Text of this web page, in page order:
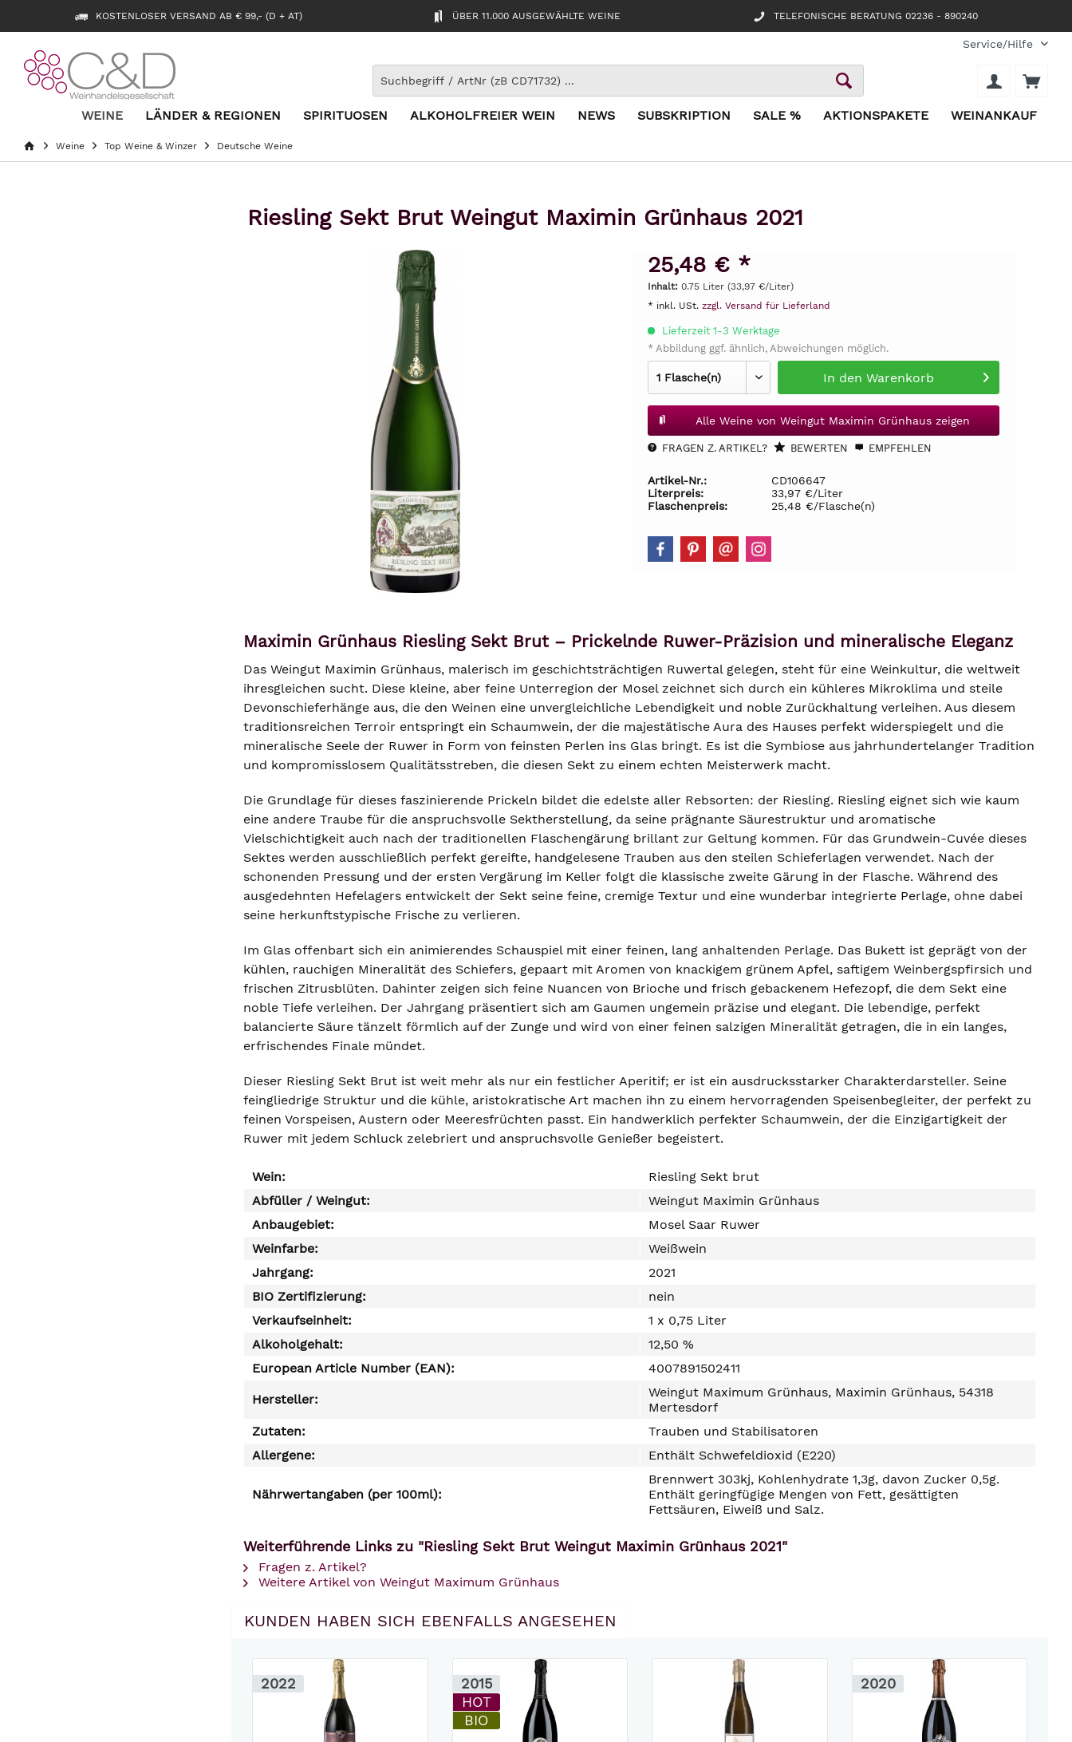
KOSTENLOSER VERSAND AB € 99,- (D + AT) ÜBER 11.000 AUSGEWÄHLTE WEINE TELEFONISCHE BERATUNG 02236 - 890240
Service/Hilfe
WEINE LÄNDER & REGIONEN SPIRITUOSEN ALKOHOLFREIER WEIN NEWS SUBSKRIPTION SALE % AKTIONSPAKETE WEINANKAUF
Weine Top Weine & Winzer Deutsche Weine
Riesling Sekt Brut Weingut Maximin Grünhaus 2021
25,48 € *
Inhalt: 0.75 Liter (33,97 €/Liter)
* inkl. USt. zzgl. Versand für Lieferland
Lieferzeit 1-3 Werktage
* Abbildung ggf. ähnlich, Abweichungen möglich.
In den Warenkorb
Alle Weine von Weingut Maximin Grünhaus zeigen
FRAGEN Z. ARTIKEL? BEWERTEN EMPFEHLEN
Artikel-Nr.:
CD106647
Literpreis:
33,97 €/Liter
Flaschenpreis:
25,48 €/Flasche(n)
Maximin Grünhaus Riesling Sekt Brut – Prickelnde Ruwer-Präzision und mineralische Eleganz
Das Weingut Maximin Grünhaus, malerisch im geschichtsträchtigen Ruwertal gelegen, steht für eine Weinkultur, die weltweit
ihresgleichen sucht. Diese kleine, aber feine Unterregion der Mosel zeichnet sich durch ein kühleres Mikroklima und steile
Devonschieferhänge aus, die den Weinen eine unvergleichliche Lebendigkeit und noble Zurückhaltung verleihen. Aus diesem
traditionsreichen Terroir entspringt ein Schaumwein, der die majestätische Aura des Hauses perfekt widerspiegelt und die
mineralische Seele der Ruwer in Form von feinsten Perlen ins Glas bringt. Es ist die Symbiose aus jahrhundertelanger Tradition
und kompromisslosem Qualitätsstreben, die diesen Sekt zu einem echten Meisterwerk macht.
Die Grundlage für dieses faszinierende Prickeln bildet die edelste aller Rebsorten: der Riesling. Riesling eignet sich wie kaum
eine andere Traube für die anspruchsvolle Sektherstellung, da seine prägnante Säurestruktur und aromatische
Vielschichtigkeit auch nach der traditionellen Flaschengärung brillant zur Geltung kommen. Für das Grundwein-Cuvée dieses
Sektes werden ausschließlich perfekt gereifte, handgelesene Trauben aus den steilen Schieferlagen verwendet. Nach der
schonenden Pressung und der ersten Vergärung im Keller folgt die klassische zweite Gärung in der Flasche. Während des
ausgedehnten Hefelagers entwickelt der Sekt seine feine, cremige Textur und eine wunderbar integrierte Perlage, ohne dabei
seine herkunftstypische Frische zu verlieren.
Im Glas offenbart sich ein animierendes Schauspiel mit einer feinen, lang anhaltenden Perlage. Das Bukett ist geprägt von der
kühlen, rauchigen Mineralität des Schiefers, gepaart mit Aromen von knackigem grünem Apfel, saftigem Weinbergspfirsich und
frischen Zitrusblüten. Dahinter zeigen sich feine Nuancen von Brioche und frisch gebackenem Hefezopf, die dem Sekt eine
noble Tiefe verleihen. Der Jahrgang präsentiert sich am Gaumen ungemein präzise und elegant. Die lebendige, perfekt
balancierte Säure tänzelt förmlich auf der Zunge und wird von einer feinen salzigen Mineralität getragen, die in ein langes,
erfrischendes Finale mündet.
Dieser Riesling Sekt Brut ist weit mehr als nur ein festlicher Aperitif; er ist ein ausdrucksstarker Charakterdarsteller. Seine
feingliedrige Struktur und die kühle, aristokratische Art machen ihn zu einem hervorragenden Speisenbegleiter, der perfekt zu
feinen Vorspeisen, Austern oder Meeresfrüchten passt. Ein handwerklich perfekter Schaumwein, der die Einzigartigkeit der
Ruwer mit jedem Schluck zelebriert und anspruchsvolle Genießer begeistert.
Wein:
Riesling Sekt brut
Abfüller / Weingut:
Weingut Maximin Grünhaus
Anbaugebiet:
Mosel Saar Ruwer
Weinfarbe:
Weißwein
Jahrgang:
2021
BIO Zertifizierung:
nein
Verkaufseinheit:
1 x 0,75 Liter
Alkoholgehalt:
12,50 %
European Article Number (EAN):
4007891502411
Hersteller:
Weingut Maximum Grünhaus, Maximin Grünhaus, 54318
Mertesdorf
Zutaten:
Trauben und Stabilisatoren
Allergene:
Enthält Schwefeldioxid (E220)
Nährwertangaben (per 100ml):
Brennwert 303kj, Kohlenhydrate 1,3g, davon Zucker 0,5g.
Enthält geringfügige Mengen von Fett, gesättigten
Fettsäuren, Eiweiß und Salz.
Weiterführende Links zu "Riesling Sekt Brut Weingut Maximin Grünhaus 2021"
Fragen z. Artikel?
Weitere Artikel von Weingut Maximum Grünhaus
KUNDEN HABEN SICH EBENFALLS ANGESEHEN
2022
2015
HOT
BIO
2020